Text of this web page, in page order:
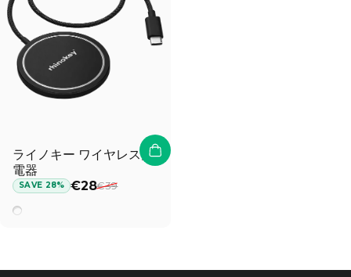
ライノキー ワイヤレス充
電器
セール価格
SAVE 28% €28
通常価格 €39
ワイヤレス充電器